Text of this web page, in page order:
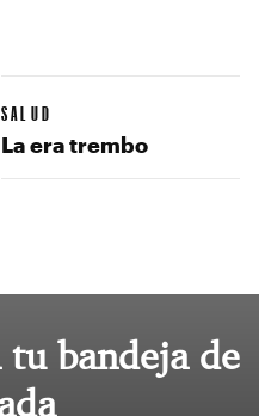
SALUD
La era trembo
bandeja de